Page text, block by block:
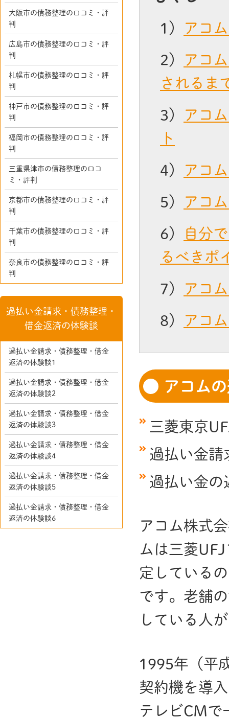
1） アコ
2）
アコ
されるま
3）
アコ
ト
4） アコ
5） アコ
6）
自分
るべきポ
7） アコ
8） アコ
アコム
三菱東京
過払い金請
過払い金の
アコム株式
ムは三菱
定している
です。老舗
している人
1995年（平
契約機を導
テレビCMで
大阪市の債務整理の口コミ・評
判
広島市の債務整理の口コミ・評
判
札幌市の債務整理の口コミ・評
判
神戸市の債務整理の口コミ・評
判
福岡市の債務整理の口コミ・評
判
三重県津市の債務整理の口コ
ミ・評判
京都市の債務整理の口コミ・評
判
千葉市の債務整理の口コミ・評
判
奈良市の債務整理の口コミ・評
判
過払い金請求・債務整理・
借金返済の体験談
過払い金請求・債務整理・借金
返済の体験談1
過払い金請求・債務整理・借金
返済の体験談2
過払い金請求・債務整理・借金
返済の体験談3
過払い金請求・債務整理・借金
返済の体験談4
過払い金請求・債務整理・借金
返済の体験談5
過払い金請求・債務整理・借金
返済の体験談6